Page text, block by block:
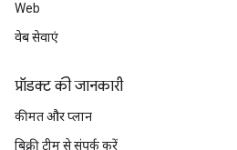
Web
वेब सेवाएं
प्रॉडक्ट की जानकारी
कीमत और प्लान
बिक्री टीम से संपर्क करें